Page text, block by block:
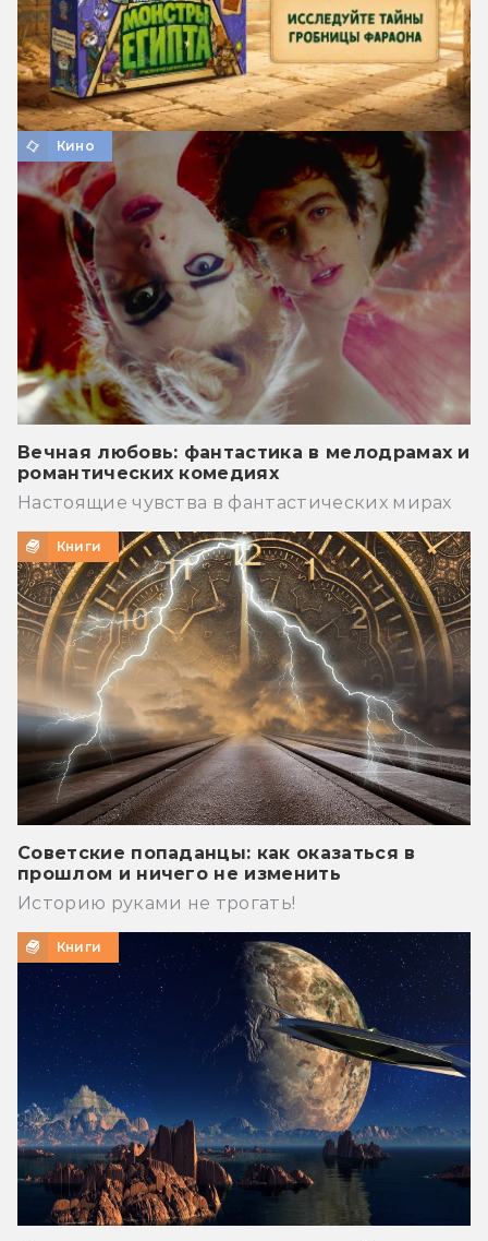
Кино
Вечная любовь: фантастика в мелодрамах и
романтических комедиях
Настоящие чувства в фантастических мирах
Книги
Советские попаданцы: как оказаться в
прошлом и ничего не изменить
Историю руками не трогать!
Книги